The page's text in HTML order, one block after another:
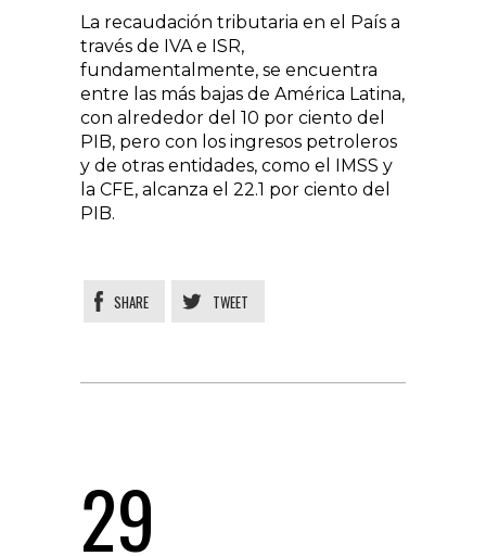
La recaudación tributaria en el País a
través de IVA e ISR,
fundamentalmente, se encuentra
entre las más bajas de América Latina,
con alrededor del 10 por ciento del
PIB, pero con los ingresos petroleros
y de otras entidades, como el IMSS y
la CFE, alcanza el 22.1 por ciento del
PIB.
SHARE TWEET
29